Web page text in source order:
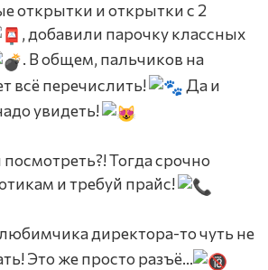
открытки и открытки с 2
, добавили парочку классных
. В общем, пальчиков на
всё перечислить!
Да и
увидеть!
Тогда срочно
и требуй прайс!
директора-то чуть не
Это же просто разъё...